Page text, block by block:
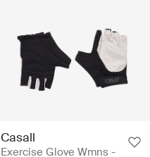
Casall
Exercise Glove Wmns -